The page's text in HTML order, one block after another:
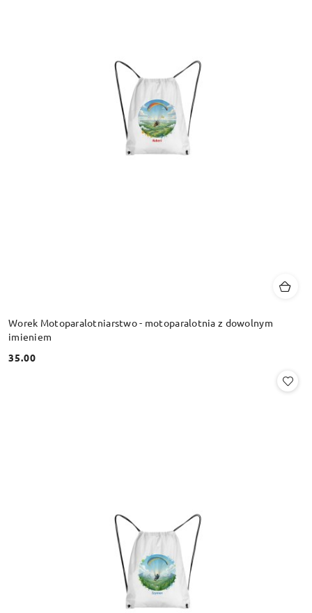
Worek Motoparalotniarstwo - motoparalotnia z dowolnym
imieniem
Cena:
35.00